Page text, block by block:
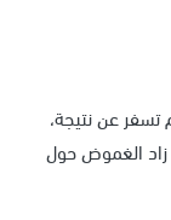
عن نتيجة،
الغموض حول